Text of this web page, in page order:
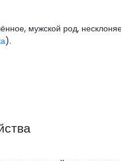
мужской род,
).